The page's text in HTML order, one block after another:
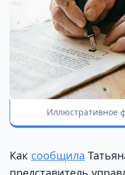
Иллюстративное
Как сообщила